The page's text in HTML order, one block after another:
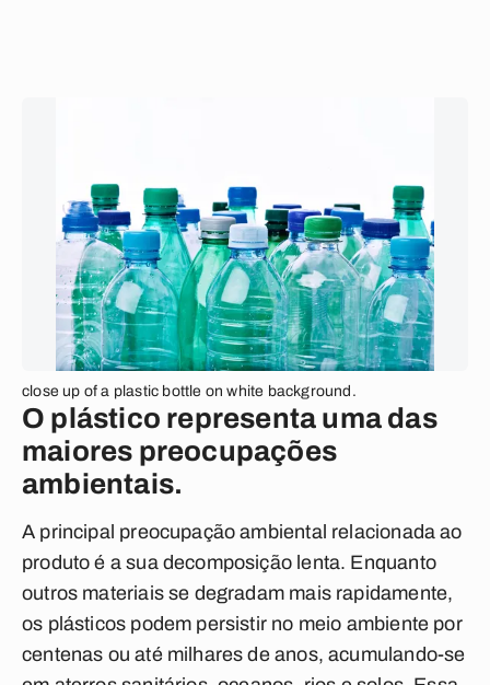
close up of a plastic bottle on white background.
O plástico representa uma das
maiores preocupações
ambientais.
A principal preocupação ambiental relacionada ao
produto é a sua decomposição lenta. Enquanto
outros materiais se degradam mais rapidamente,
os plásticos podem persistir no meio ambiente por
centenas ou até milhares de anos, acumulando-se